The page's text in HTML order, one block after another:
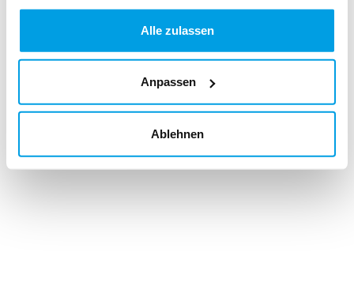
Alle zulassen
Anpassen
Ablehnen